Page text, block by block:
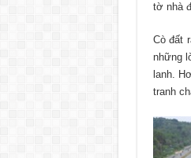
tờ nhà
Cò đất
những
lanh.
tranh